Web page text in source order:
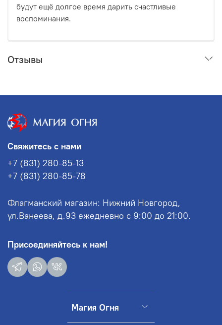
будут ещё долгое время дарить счастливые
воспоминания.
Отзывы
Магия Огня
Свяжитесь с нами
+7 (831) 280-85-13
+7 (831) 280-85-78
Флагманский магазин: Нижний Новгород,
ул.Ванеева, д.93 ежедневно с 9:00 до 21:00.
Присоединяйтесь к нам!